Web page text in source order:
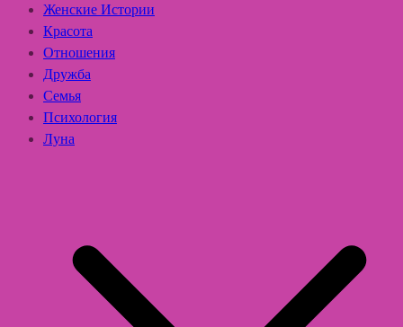
Женские Истории
Красота
Отношения
Дружба
Семья
Психология
Луна